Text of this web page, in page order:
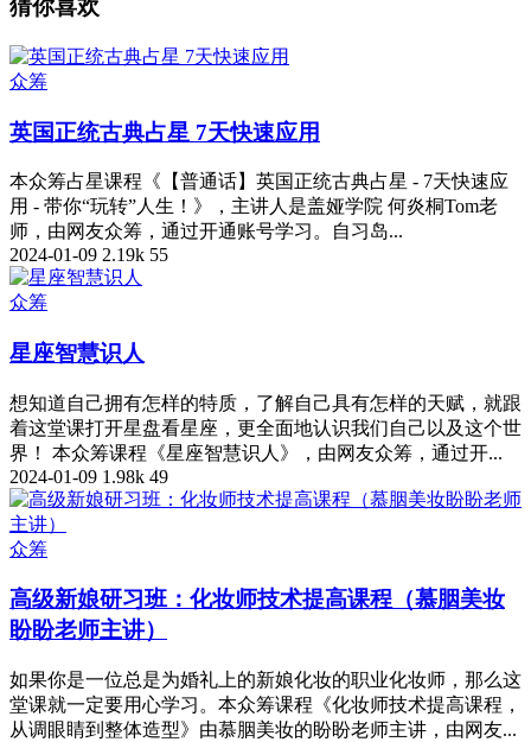
猜你喜欢
众筹
英国正统古典占星 7天快速应用
本众筹占星课程《【普通话】英国正统古典占星 - 7天快速应
用 - 带你“玩转”人生！》，主讲人是盖娅学院 何炎桐Tom老
师，由网友众筹，通过开通账号学习。自习岛...
2024-01-09 2.19k 55
众筹
星座智慧识人
想知道自己拥有怎样的特质，了解自己具有怎样的天赋，就跟
着这堂课打开星盘看星座，更全面地认识我们自己以及这个世
界！ 本众筹课程《星座智慧识人》，由网友众筹，通过开...
2024-01-09 1.98k 49
众筹
高级新娘研习班：化妆师技术提高课程（慕胭美妆
盼盼老师主讲）
如果你是一位总是为婚礼上的新娘化妆的职业化妆师，那么这
堂课就一定要用心学习。本众筹课程《化妆师技术提高课程，
从调眼睛到整体造型》由慕胭美妆的盼盼老师主讲，由网友...